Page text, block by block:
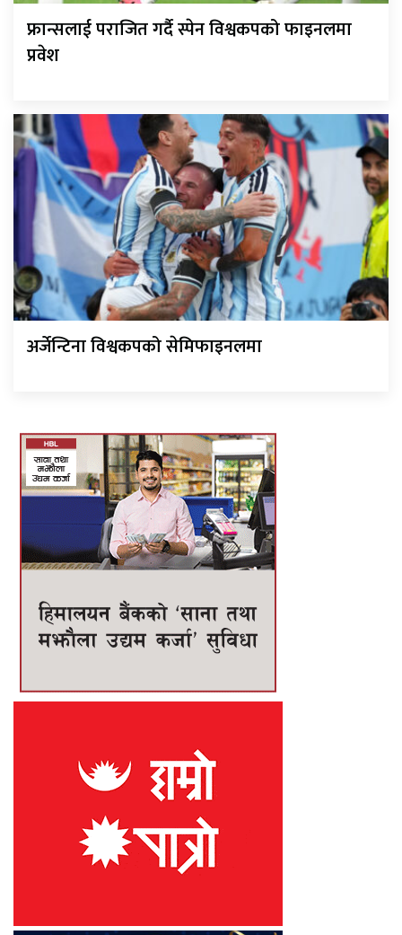
फ्रान्सलाई पराजित गर्दै स्पेन विश्वकपको फाइनलमा
प्रवेश
अर्जेन्टिना विश्वकपको सेमिफाइनलमा